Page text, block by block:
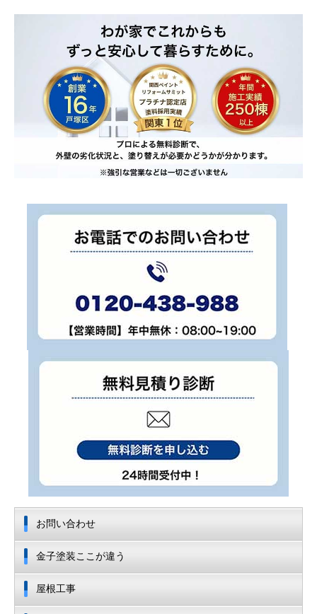
お問い合わせ
金子塗装ここが違う
屋根工事